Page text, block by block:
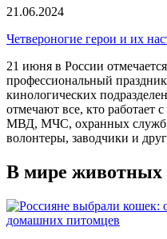
21.06.2024
Четвероногие герои и их
21 июня в России
профессиональный
кинологических
отмечают все, кто работает
МВД, МЧС, охранных служб,
волонтеры, заводчики и
В мире животных